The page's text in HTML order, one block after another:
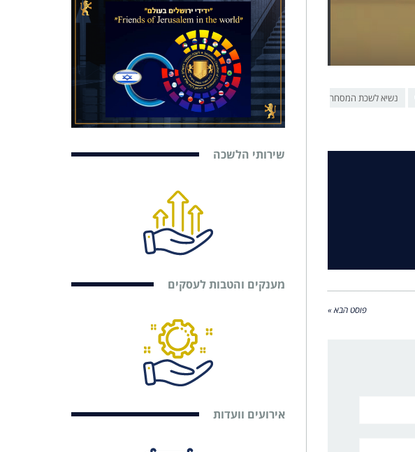
נשיא לשכת המסחר
פוסט הבא »
שירותי הלשכה
מענקים והטבות לעסקים
אירועים וועדות